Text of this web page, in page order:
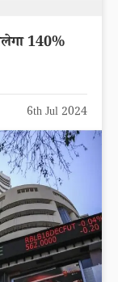
140%
6th Jul 2024